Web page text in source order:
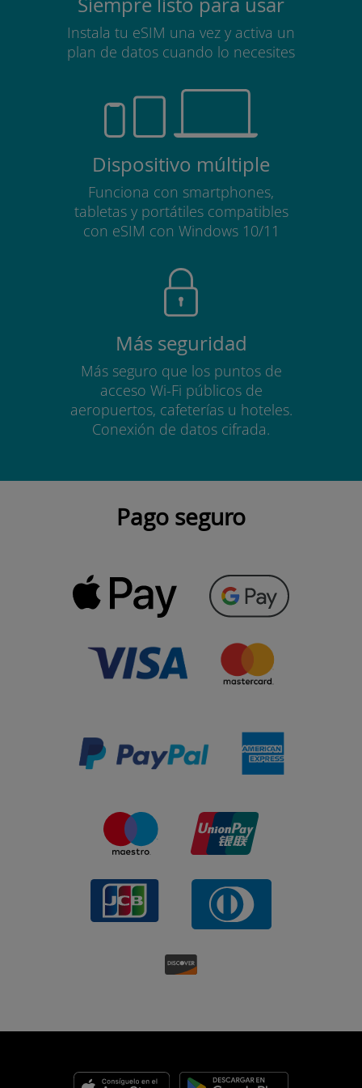
Instala tu eSIM una vez y activa un
plan de datos cuando lo necesites
Dispositivo múltiple
Funciona con smartphones,
tabletas y portátiles compatibles
con eSIM con Windows 10/11
Más seguridad
Más seguro que los puntos de
acceso Wi-Fi públicos de
aeropuertos, cafeterías u hoteles.
Conexión de datos cifrada.
Pago seguro